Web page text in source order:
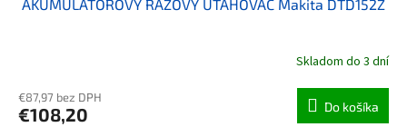
AKUMULÁTOROVÝ RÁZOVÝ UŤAHOVAČ Makita DTD152Z
Skladom do 3 dní
€87,97 bez DPH
€108,20 Do košíka